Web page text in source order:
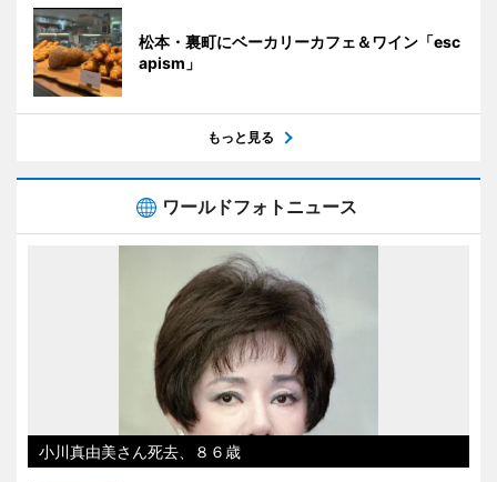
松本・裏町にベーカリーカフェ＆ワイン「esc
apism」
もっと見る
ワールドフォトニュース
小川真由美さん死去、８６歳